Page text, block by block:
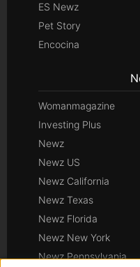
ES Newz
Pet Story
Encocina
Womanmagazine
Investing Plus
Newz
Newz US
Newz California
Newz Texas
Newz Florida
Newz New York
Newz Pennsylvania